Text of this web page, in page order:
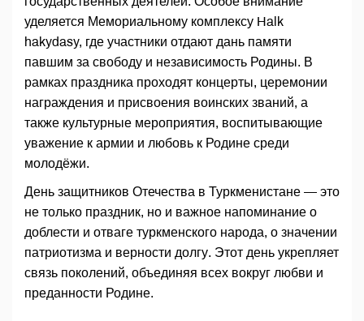
уделяется Мемориальному комплексу Halk
hakydasy, где участники отдают дань памяти
павшим за свободу и независимость Родины. В
рамках праздника проходят концерты, церемонии
награждения и присвоения воинских званий, а
также культурные мероприятия, воспитывающие
уважение к армии и любовь к Родине среди
молодёжи.
День защитников Отечества в Туркменистане — это
не только праздник, но и важное напоминание о
доблести и отваге туркменского народа, о значении
патриотизма и верности долгу. Этот день укрепляет
связь поколений, объединяя всех вокруг любви и
преданности Родине.